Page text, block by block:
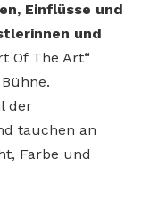
Einflüsse und
und
Of The Art“
der
tauchen an
Farbe und